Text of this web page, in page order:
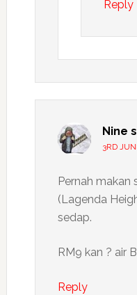
Reply
Nine
3RD
Pernah makan
(Lagenda
sedap.
RM9 kan ? air
Reply